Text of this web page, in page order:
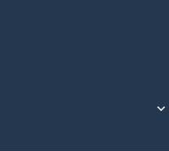
expand_more